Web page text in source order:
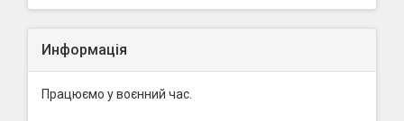
Информація
Працюємо у воєнний час.